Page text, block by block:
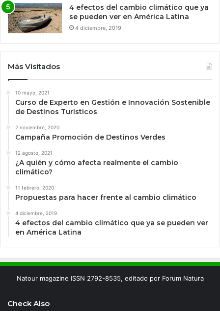
4 efectos del cambio climático que ya
se pueden ver en América Latina
4 diciembre, 2019
Más Visitados
10 mayo, 2021
Curso de Experto en Gestión e Innovación Sostenible
de Destinos Turísticos
2 noviembre, 2020
Campaña Promoción de Destinos Verdes
12 agosto, 2021
¿A quién y cómo afecta realmente el cambio
climático?
11 febrero, 2020
Propuestas para hacer frente al cambio climático
4 diciembre, 2019
4 efectos del cambio climático que ya se pueden ver
en América Latina
Natour magazine ISSN 2792-8535, editado por Forum Natura
Check Also